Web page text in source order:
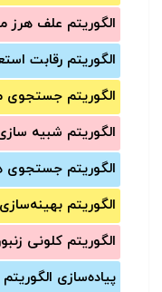
الگوریتم علف هرز
الگوریتم رقابت
الگوریتم جستجوی
الگوریتم شبیه
الگوریتم جستجوی
الگوریتم
الگوریتم کلونی
پیاده‌سازی